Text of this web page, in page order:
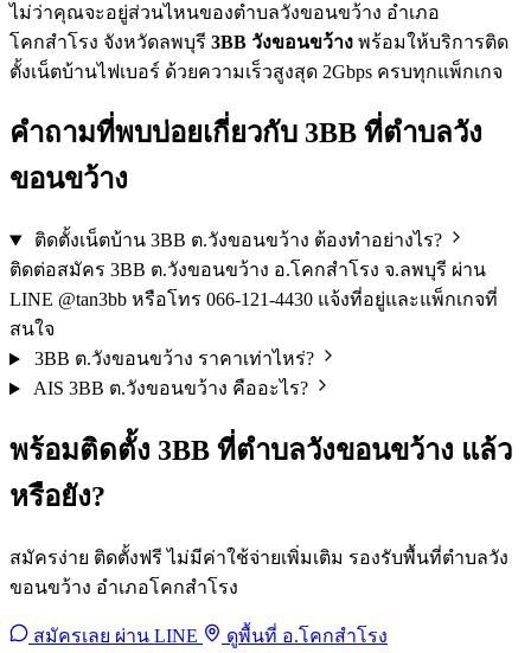
ไม่ว่าคุณจะอยู่ส่วนไหนของตำบลวังขอนขว้าง อำเภอ
โคกสำโรง จังหวัดลพบุรี 3BB วังขอนขว้าง พร้อมให้บริการติด
ตั้งเน็ตบ้านไฟเบอร์ ด้วยความเร็วสูงสุด 2Gbps ครบทุกแพ็กเกจ
คำถามที่พบบ่อยเกี่ยวกับ 3BB ที่ตำบลวัง
ขอนขว้าง
ติดตั้งเน็ตบ้าน 3BB ต.วังขอนขว้าง ต้องทำอย่างไร?
ติดต่อสมัคร 3BB ต.วังขอนขว้าง อ.โคกสำโรง จ.ลพบุรี ผ่าน
LINE @tan3bb หรือโทร 066-121-4430 แจ้งที่อยู่และแพ็กเกจที่
สนใจ
3BB ต.วังขอนขว้าง ราคาเท่าไหร่?
AIS 3BB ต.วังขอนขว้าง คืออะไร?
พร้อมติดตั้ง 3BB ที่ตำบลวังขอนขว้าง แล้ว
หรือยัง?
สมัครง่าย ติดตั้งฟรี ไม่มีค่าใช้จ่ายเพิ่มเติม รองรับพื้นที่ตำบลวัง
ขอนขว้าง อำเภอโคกสำโรง
สมัครเลย ผ่าน LINE ดูพื้นที่ อ.โคกสำโรง